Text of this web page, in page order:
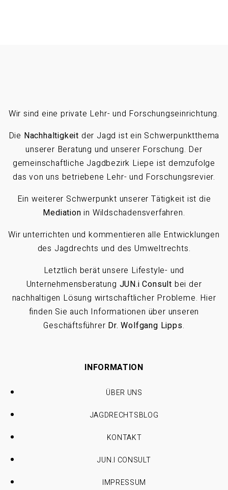
Wir sind eine private Lehr- und Forschungseinrichtung.
Die Nachhaltigkeit der Jagd ist ein Schwerpunktthema
unserer Beratung und unserer Forschung. Der
gemeinschaftliche Jagdbezirk Liepe ist demzufolge
das von uns betriebene Lehr- und Forschungsrevier.
Ein weiterer Schwerpunkt unserer Tätigkeit ist die
Mediation in Wildschadensverfahren.
Wir unterrichten und kommentieren alle Entwicklungen
des Jagdrechts und des Umweltrechts.
Letztlich berät unsere Lifestyle- und
Unternehmensberatung JUN.i Consult bei der
nachhaltigen Lösung wirtschaftlicher Probleme. Hier
finden Sie auch Informationen über unseren
Geschäftsführer Dr. Wolfgang Lipps.
INFORMATION
ÜBER UNS
JAGDRECHTSBLOG
KONTAKT
JUN.I CONSULT
IMPRESSUM